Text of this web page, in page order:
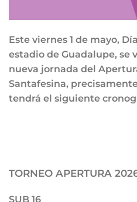
Este viernes 1 de mayo,
estadio de Guadalupe, se
nueva jornada del
Santafesina,
tendrá el siguiente
TORNEO APERTURA
SUB 16